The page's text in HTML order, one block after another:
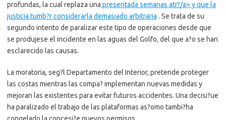
profundas, la cual replaza una presentada semanas atr?/a> y que la
justicia tumb?r considerarla demasiado arbitraria . Se trata de su
segundo intento de paralizar este tipo de operaciones desde que
se produjese el incidente en las aguas del Golfo, del que a?o se han
esclarecido las causas.
La moratoria, seg?l Departamento del Interior, pretende proteger
las costas mientras las compa? implementan nuevas medidas y
mejoran las existentes para evitar futuros accidentes. Una decisi?ue
ha paralizado el trabajo de las plataformas as?omo tambi?ha